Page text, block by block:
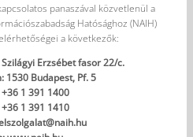
panaszával közvetlenül a
Hatósághoz (NAIH)
a következők:
Erzsébet fasor 22/c.
1530 Budapest, Pf. 5
1 391 1400
1 391 1410